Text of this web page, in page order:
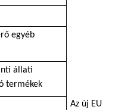
egyéb
állati
termékek
Az új EU